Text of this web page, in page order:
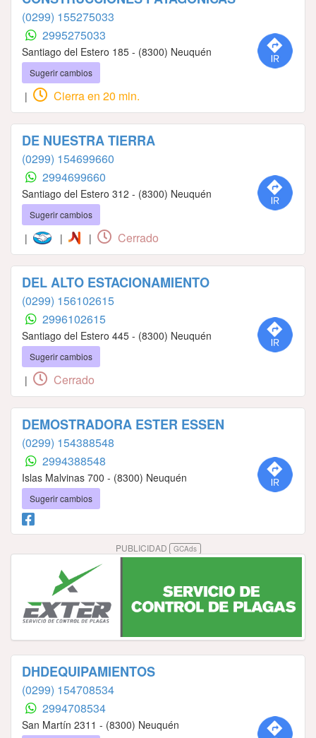
(0299) 155275033
2995275033
Santiago del Estero 185 - (8300) Neuquén
Sugerir cambios
| Cierra en 20 min.
DE NUESTRA TIERRA
(0299) 154699660
2994699660
Santiago del Estero 312 - (8300) Neuquén
Sugerir cambios
| | | Cerrado
DEL ALTO ESTACIONAMIENTO
(0299) 156102615
2996102615
Santiago del Estero 445 - (8300) Neuquén
Sugerir cambios
| Cerrado
DEMOSTRADORA ESTER ESSEN
(0299) 154388548
2994388548
Islas Malvinas 700 - (8300) Neuquén
Sugerir cambios
PUBLICIDAD GCAds
DHDEQUIPAMIENTOS
(0299) 154708534
2994708534
San Martín 2311 - (8300) Neuquén